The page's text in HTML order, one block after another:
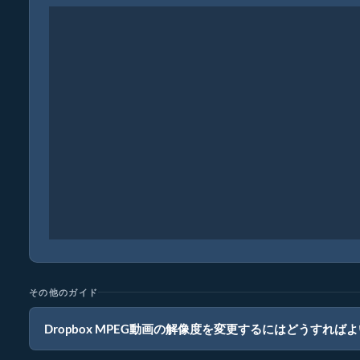
その他のガイド
Dropbox MPEG動画の解像度を変更するにはどうすればよ